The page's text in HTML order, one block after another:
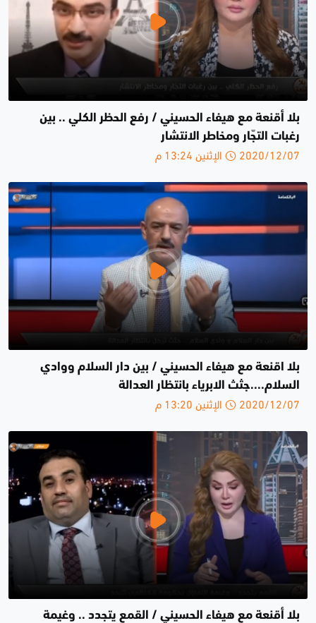
بلا أقنعة مع هيفاء الحسيني / رفع الحظر الكلي .. بين
رغبات التجّار ومخاطر الانتشار
2020/12/07 الإثنين 13:24 م
بلا اقنعة مع هيفاء الحسيني / بين دار السلام ووادي
السلام....جثث الابرياء بانتظار العدالة
2020/12/07 الإثنين 13:20 م
بلا أقنعة مع هيفاء الحسيني / القمع يتجدد .. وغيمة